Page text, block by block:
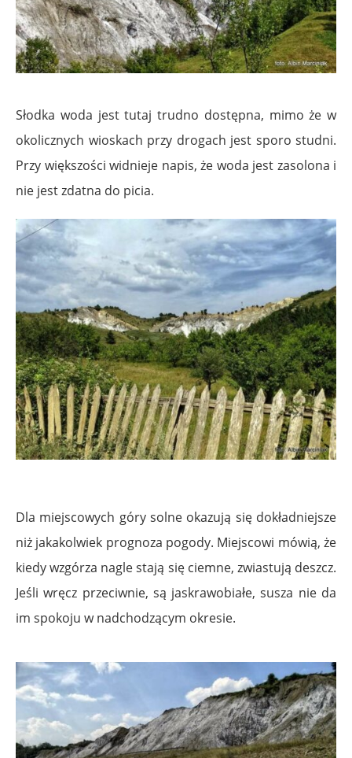
Słodka woda jest tutaj trudno dostępna, mimo że w
okolicznych wioskach przy drogach jest sporo studni.
Przy większości widnieje napis, że woda jest zasolona i
nie jest zdatna do picia.
Dla miejscowych góry solne okazują się dokładniejsze
niż jakakolwiek prognoza pogody. Miejscowi mówią, że
kiedy wzgórza nagle stają się ciemne, zwiastują deszcz.
Jeśli wręcz przeciwnie, są jaskrawobiałe, susza nie da
im spokoju w nadchodzącym okresie.